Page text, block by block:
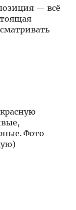
— всё
Фото